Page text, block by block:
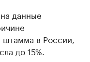
данные
штамма в России,
до 15%.